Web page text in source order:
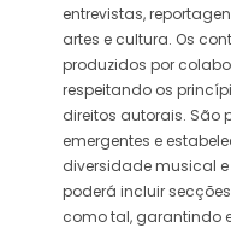
entrevistas,
artes e cultura. Os
produzidos por
respeitando os
direitos autorais. São
emergentes e
diversidade musical
poderá incluir
como tal, garantindo